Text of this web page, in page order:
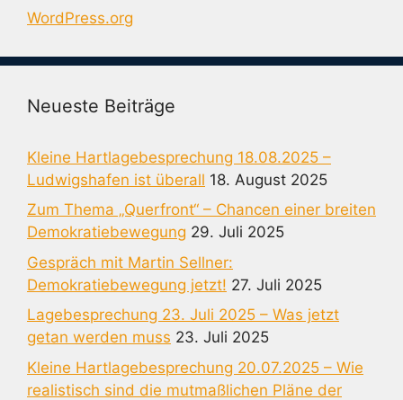
WordPress.org
Neueste Beiträge
Kleine Hartlagebesprechung 18.08.2025 –
Ludwigshafen ist überall 18. August 2025
Zum Thema „Querfront“ – Chancen einer breiten
Demokratiebewegung 29. Juli 2025
Gespräch mit Martin Sellner:
Demokratiebewegung jetzt! 27. Juli 2025
Lagebesprechung 23. Juli 2025 – Was jetzt
getan werden muss 23. Juli 2025
Kleine Hartlagebesprechung 20.07.2025 – Wie
realistisch sind die mutmaßlichen Pläne der